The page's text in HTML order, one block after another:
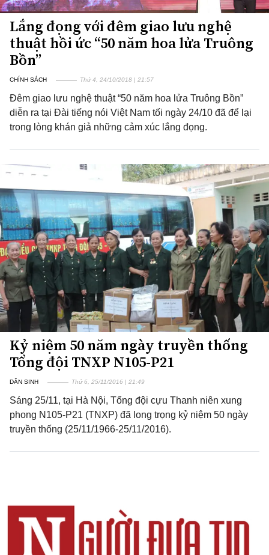
Lắng đọng với đêm giao lưu nghệ
thuật hồi ức “50 năm hoa lửa Truông
Bồn”
CHÍNH SÁCH Thứ 4, 24/10/2018 | 21:57
Đêm giao lưu nghệ thuật “50 năm hoa lửa Truông Bồn”
diễn ra tại Đài tiếng nói Việt Nam tối ngày 24/10 đã để lại
trong lòng khán giả những cảm xúc lắng đọng.
Kỷ niệm 50 năm ngày truyền thống
Tổng đội TNXP N105-P21
DÂN SINH Thứ 6, 25/11/2016 | 21:49
Sáng 25/11, tại Hà Nội, Tổng đội cựu Thanh niên xung
phong N105-P21 (TNXP) đã long trọng kỷ niệm 50 ngày
truyền thống (25/11/1966-25/11/2016).